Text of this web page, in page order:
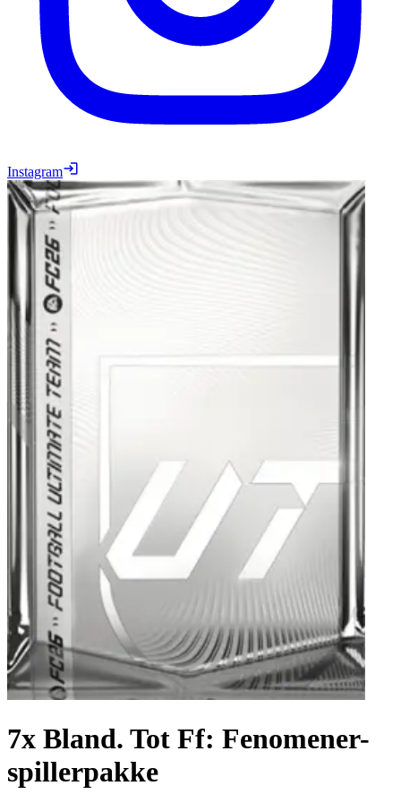
Instagram
7x Bland. Tot Ff: Fenomener-
spillerpakke